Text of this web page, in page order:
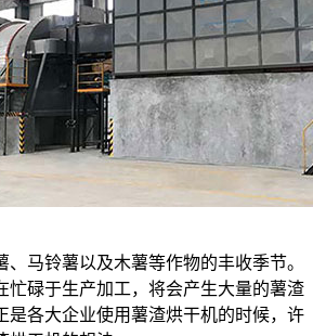
马铃薯以及木薯等作物的丰收季节。
忙碌于生产加工，将会产生大量的薯渣
是各大企业使用薯渣烘干机的时候，许